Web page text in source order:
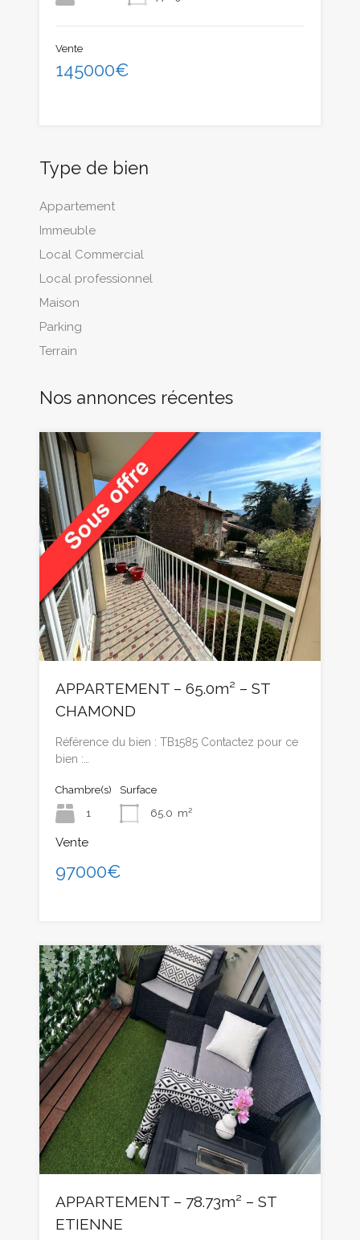
Vente
145000€
Type de bien
Appartement
Immeuble
Local Commercial
Local professionnel
Maison
Parking
Terrain
Nos annonces récentes
APPARTEMENT – 65.0m² – ST
CHAMOND
Référence du bien : TB1585 Contactez pour ce
bien :…
Chambre(s)
1
Surface
65.0 m²
Vente
97000€
APPARTEMENT – 78.73m² – ST
ETIENNE